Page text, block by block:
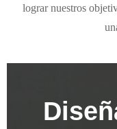
lograr nuestros